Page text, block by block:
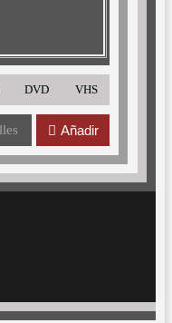
DVD VHS
Añadir